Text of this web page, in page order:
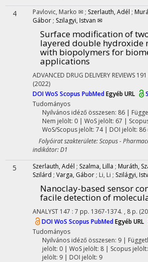
4 Pavlovic, Marko ✉ ; Szerlauth, Adél ;
Gábor ; Szilagyi, Istvan ✉
Surface modification of
layered double hydroxide
with biopolymers for
applications
ADVANCED DRUG DELIVERY REVIEWS 191
(2022)
DOIWoS Scopus PubMedEgyéb URL
Tudományos
Nyilvános idéző összesen: 86|
Nem jelölt: 0 | WoS jelölt: 67 |
WoS/Scopus jelölt: 74 | DOI jelölt: 86
Folyóirat szakterülete: Scopus -
indikátor: D1
5 Szerlauth, Adél ; Szalma, Lilla ; Muráth,
Szilárd ; Varga, Gábor ; Li, Li ; Szilágyi,
Nanoclay-based sensor
facile detection of
ANALYST 147 : 7 pp. 1367-1374. , 8 p.
DOIWoS Scopus PubMedEgyéb URL
Tudományos
Nyilvános idéző összesen: 9|
jelölt: 0 | WoS jelölt: 8 | Scopus
jelölt: 9 | DOI jelölt: 9